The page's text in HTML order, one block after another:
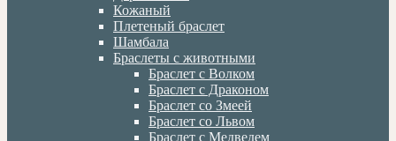
Кожаный
Плетеный браслет
Шамбала
Браслеты с животными
Браслет с Волком
Браслет с Драконом
Браслет со Змеей
Браслет со Львом
Браслет с Медведем